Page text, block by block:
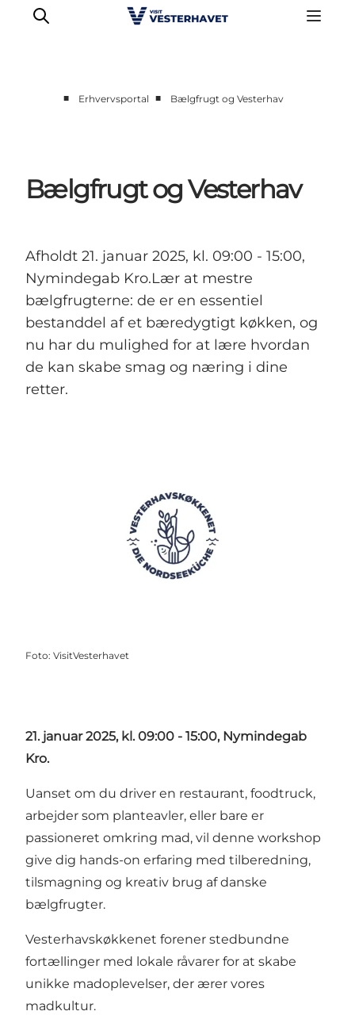
Projekter
Medlemskab
Om os
■ Erhvervsportal ■ Bælgfrugt og Vesterhav
Bælgfrugt og Vesterhav
Afholdt 21. januar 2025, kl. 09:00 - 15:00,
Nymindegab Kro.Lær at mestre
bælgfrugterne: de er en essentiel
bestanddel af et bæredygtigt køkken, og
nu har du mulighed for at lære hvordan
de kan skabe smag og næring i dine
retter.
Foto: VisitVesterhavet
21. januar 2025, kl. 09:00 - 15:00, Nymindegab
Kro.
Uanset om du driver en restaurant, foodtruck,
arbejder som planteavler, eller bare er
passioneret omkring mad, vil denne workshop
give dig hands-on erfaring med tilberedning,
tilsmagning og kreativ brug af danske
bælgfrugter.​
Vesterhavskøkkenet forener stedbundne
fortællinger med lokale råvarer for at skabe
unikke madoplevelser, der ærer vores
madkultur.